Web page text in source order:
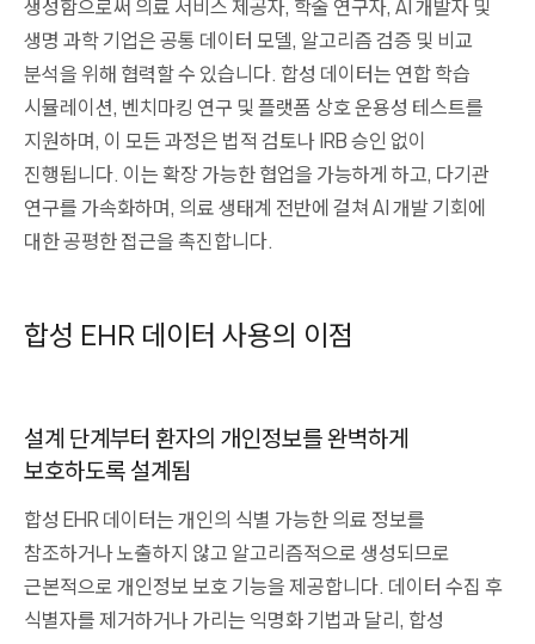
생성함으로써 의료 서비스 제공자, 학술 연구자, AI 개발자 및
생명 과학 기업은 공통 데이터 모델, 알고리즘 검증 및 비교
분석을 위해 협력할 수 있습니다. 합성 데이터는 연합 학습
시뮬레이션, 벤치마킹 연구 및 플랫폼 상호 운용성 테스트를
지원하며, 이 모든 과정은 법적 검토나 IRB 승인 없이
진행됩니다. 이는 확장 가능한 협업을 가능하게 하고, 다기관
연구를 가속화하며, 의료 생태계 전반에 걸쳐 AI 개발 기회에
대한 공평한 접근을 촉진합니다.
합성 EHR 데이터 사용의 이점
설계 단계부터 환자의 개인정보를 완벽하게
보호하도록 설계됨
합성 EHR 데이터는 개인의 식별 가능한 의료 정보를
참조하거나 노출하지 않고 알고리즘적으로 생성되므로
근본적으로 개인정보 보호 기능을 제공합니다. 데이터 수집 후
식별자를 제거하거나 가리는 익명화 기법과 달리, 합성